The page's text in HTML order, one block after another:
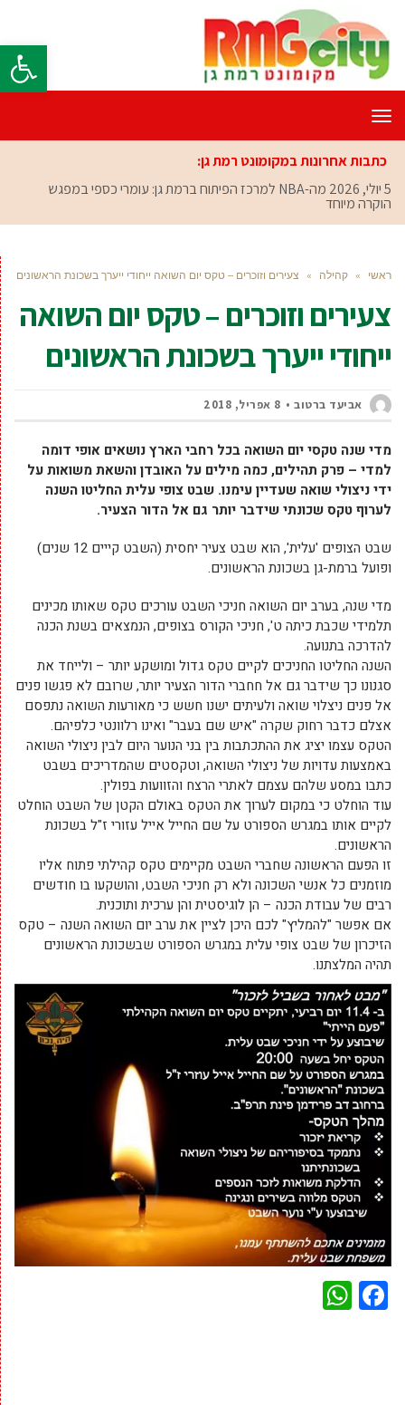
פתח
תפריט
כתבות אחרונות במקומונט רמת גן:
5 יולי, 2026
מה-NBA למרכז הפיתוח ברמת גן: עומרי כספי במפגש
הוקרה מיוחד
ראשי » קהילה » צעירים וזוכרים – טקס יום השואה ייחודי ייערך בשכונת הראשונים
צעירים וזוכרים – טקס יום השואה
ייחודי ייערך בשכונת הראשונים
אביעד ברטוב 8 אפריל, 2018
מדי שנה טקסי יום השואה בכל רחבי הארץ נושאים אופי דומה
למדי – פרק תהילים, כמה מילים על האובדן והשאת משואות על
ידי ניצולי שואה שעדיין עימנו. שבט צופי עלית החליטו השנה
לערוף טקס שכונתי שידבר יותר גם אל הדור הצעיר.
שבט הצופים 'עלית', הוא שבט צעיר יחסית (השבט קייים 12 שנים)
ופועל ברמת-גן בשכונת הראשונים.
מדי שנה, בערב יום השואה חניכי השבט עורכים טקס שאותו מכינים
תלמידי שכבת כיתה ט', חניכי הקורס בצופים, הנמצאים בשנת הכנה
להדרכה בתנועה.
השנה החליטו החניכים לקיים טקס גדול ומושקע יותר – ולייחד את
סגנונו כך שידבר גם אל חחברי הדור הצעיר יותר, שרובם לא פגשו פנים
אל פנים ניצלוי שואה ולעיתים ישנו חשש כי מאורעות השואה נתפסם
אצלם כדבר רחוק שקרה "איש שם בעבר" ואינו רלוונטי כלפיהם.
הטקס עצמו יציג את ההתכתבות בין בני הנוער היום לבין ניצולי השואה
באמצעות עדויות של ניצולי השואה, וטקסטים שהמדריכים בשבט
כתבו במסע שלהם עצמם לאתרי הרצח והזוועות בפולין.
עוד הוחלט כי במקום לערוך את הטקס באולם הקטן של השבט הוחלט
לקיים אותו במגרש הספורט על שם החייל אייל עזורי ז"ל בשכונת
הראשונים.
זו הפעם הראשונה שחברי השבט מקיימים טקס קהילתי פתוח אליו
מוזמנים כל אנשי השכונה ולא רק חניכי השבט, והושקעו בו חודשים
רבים של עבודת הכנה – הן לוגיסטית והן ערכית ותוכנית.
אם אפשר "להמליץ" לכם היכן לציין את ערב יום השואה השנה – טקס
הזיכרון של שבט צופי עלית במגרש הספורט שבשכונת הראשונים
תהיה המלצתנו.
Facebook